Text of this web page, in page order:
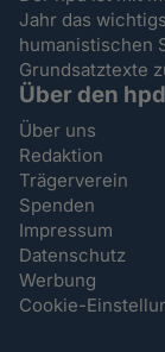
Jahr das
humanistischen
Grundsatztexte
Über den hpd
Über uns
Redaktion
Trägerverein
Spenden
Impressum
Datenschutz
Werbung
Cookie-